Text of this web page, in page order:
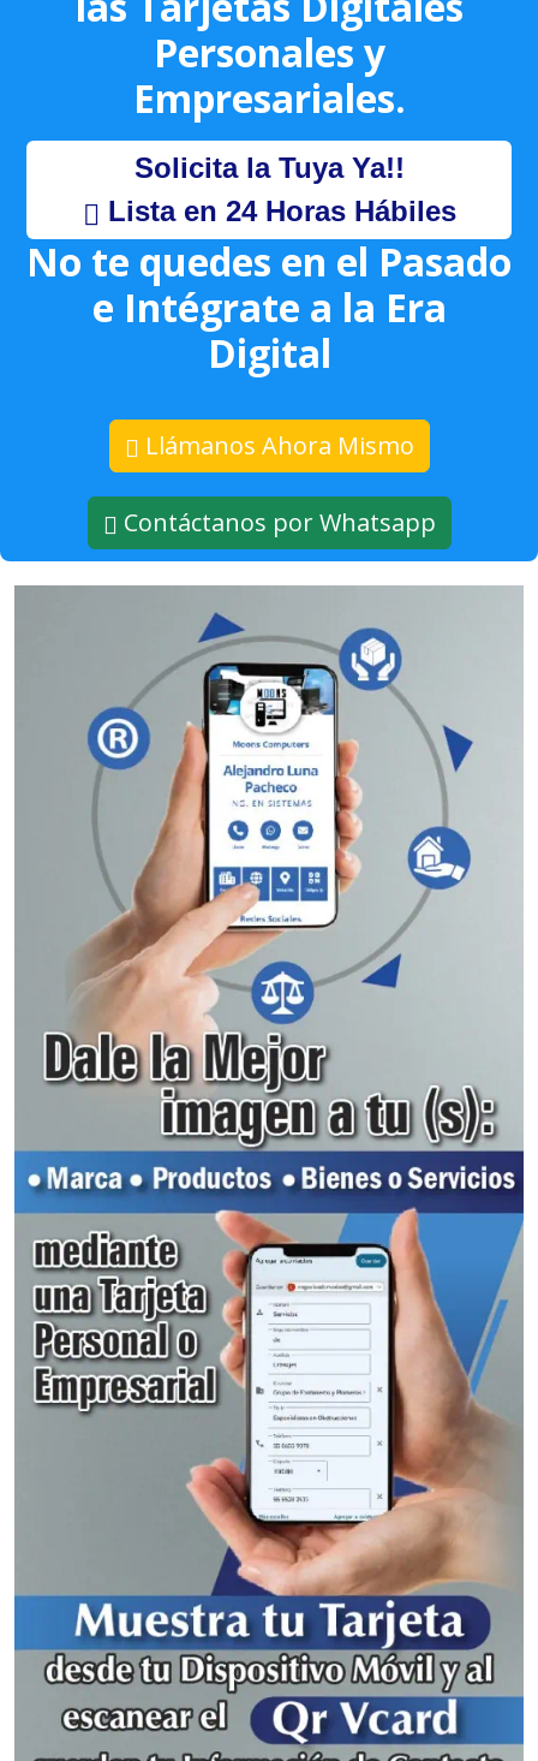
Personales y
Empresariales.
Solicita la Tuya Ya!!
Lista en 24 Horas Hábiles
No te quedes en el Pasado
e Intégrate a la Era
Digital
Llámanos Ahora Mismo
Contáctanos por Whatsapp